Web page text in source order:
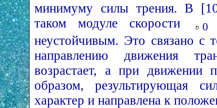
минимуму силы трения. В
таком модуле скорости
0
неустойчивым. Это связано с
направлению движения
возрастает, а при движении
образом, результирующая
характер и направлена к